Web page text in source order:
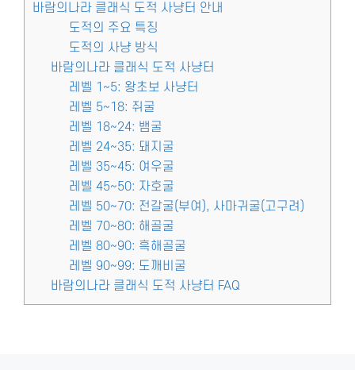
바람의나라 클래식 도적 사냥터 안내
도적의 주요 특징
도적의 사냥 방식
바람의나라 클래식 도적 사냥터
레벨 1~5: 왕초보 사냥터
레벨 5~18: 쥐굴
레벨 18~24: 뱀굴
레벨 24~35: 돼지굴
레벨 35~45: 여우굴
레벨 45~50: 자호굴
레벨 50~70: 전갈굴(부여), 사마귀굴(고구려)
레벨 70~80: 해골굴
레벨 80~90: 흑해골굴
레벨 90~99: 도깨비굴
바람의나라 클래식 도적 사냥터 FAQ